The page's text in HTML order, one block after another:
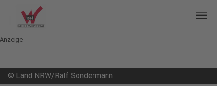
menu
Anzeige
© Land NRW/Ralf Sondermann